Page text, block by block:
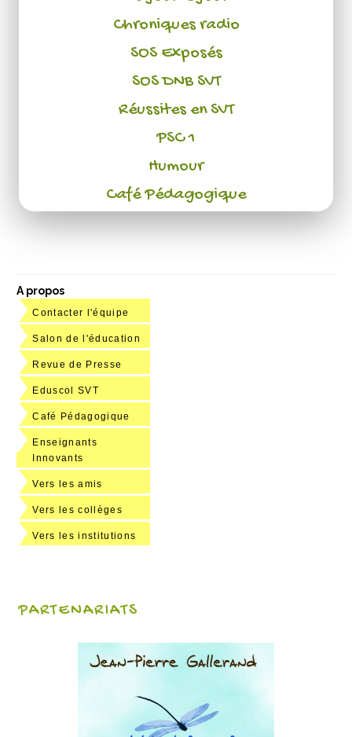
Chroniques radio
SOS Exposés
SOS DNB SVT
Réussites en SVT
PSC 1
Humour
Café Pédagogique
A propos
Contacter l'équipe
Salon de l'éducation
Revue de Presse
Eduscol SVT
Café Pédagogique
Enseignants
Innovants
Vers les amis
Vers les collèges
Vers les institutions
PARTENARIATS